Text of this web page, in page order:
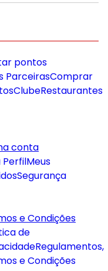
pontos
ParceirasComprar
ClubeRestaurantes
conta
PerfilMeus
Segurança
e Condições
de
Regulamentos,
e Condições